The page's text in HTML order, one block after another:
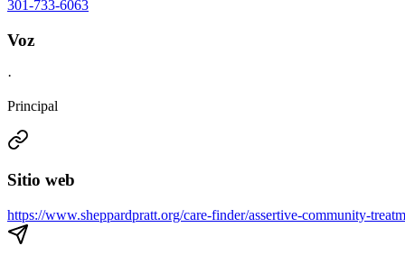
301-733-6063
Voz
·
Principal
Sitio web
https://www.sheppardpratt.org/care-finder/assertive-community-